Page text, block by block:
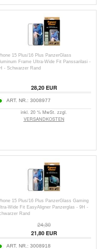
15 Plus/16 Plus PanzerGlass
Frame Ultra-Wide Fit Panssarilasi -
- Schwarzer Rand
28,20EUR
ART. NR.: 3008977
inkl. 20 % MwSt. zzgl.
VERSANDKOSTEN
15 Plus/16 Plus PanzerGlass Gaming
Wide Fit EasyAligner Panzerglas - 9H -
Rand
24,30
21,80EUR
ART. NR.: 3008918